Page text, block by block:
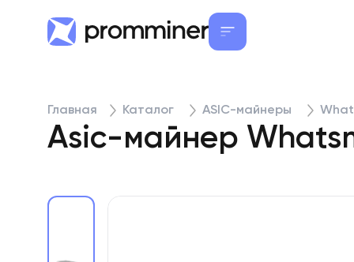
Главная Каталог ASIC-майнеры
Asic-майнер